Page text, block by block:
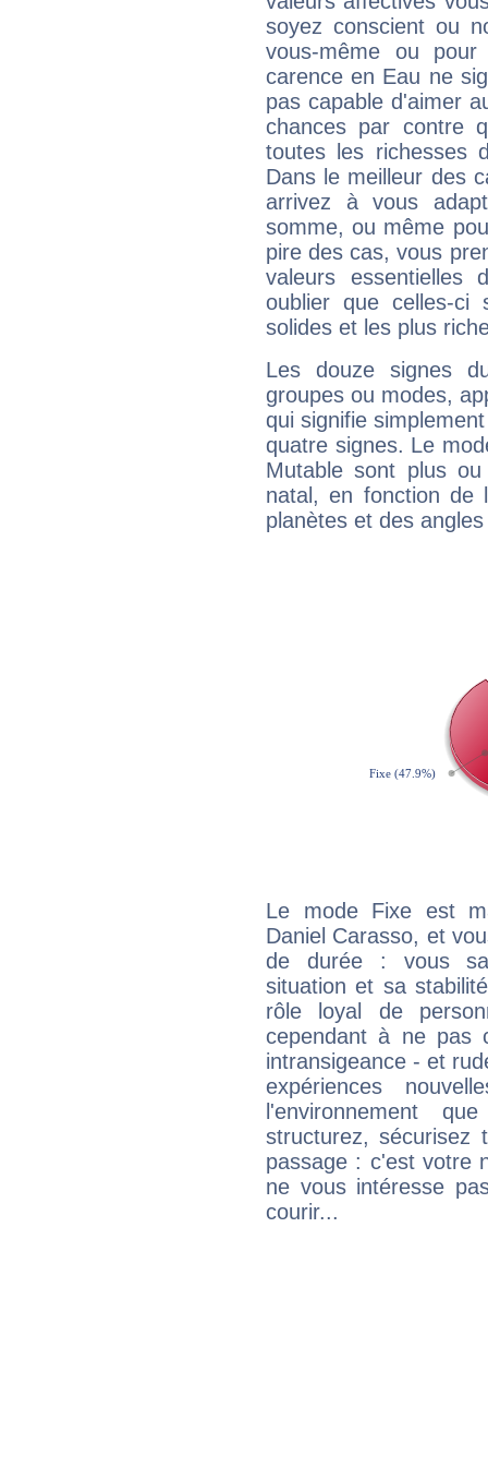
soyez conscient ou
vous-même ou
carence en Eau ne
pas capable d'aimer
chances par contre
toutes les richesses
Dans le meilleur des
arrivez à vous
somme, ou même
pire des cas, vous
valeurs
oublier que celles-
solides et les plus
Les douze signes
groupes ou modes,
qui signifie
quatre signes. Le
Mutable sont plus
natal, en fonction de
planètes et des
Le mode Fixe est
Daniel Carasso, et
de durée : vous
situation et sa
rôle loyal de
cependant à ne pas
intransigeance - et
expériences
l'environnement
structurez, sécurisez
passage : c'est votre
ne vous intéresse
courir...